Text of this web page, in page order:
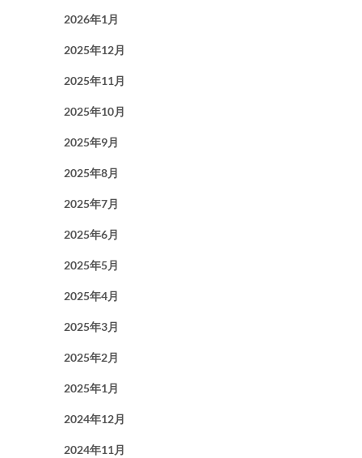
2026年1月
2025年12月
2025年11月
2025年10月
2025年9月
2025年8月
2025年7月
2025年6月
2025年5月
2025年4月
2025年3月
2025年2月
2025年1月
2024年12月
2024年11月